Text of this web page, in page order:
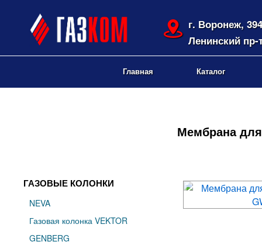
г. Воронеж,
Ленинский пр-
Главная Каталог
Мембрана для
ГАЗОВЫЕ КОЛОНКИ
NEVA
Газовая колонка VEKTOR
GENBERG